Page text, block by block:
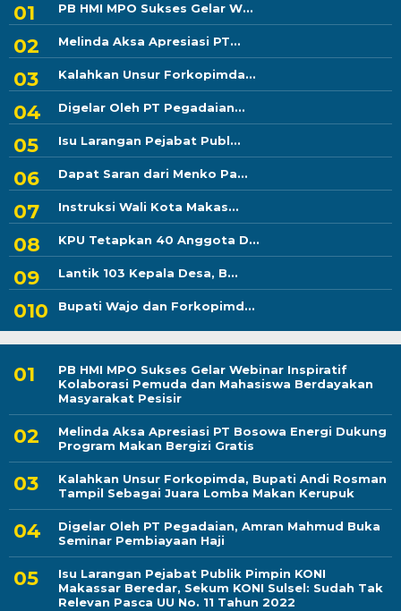
PB HMI MPO Sukses Gelar W...
Melinda Aksa Apresiasi PT...
Kalahkan Unsur Forkopimda...
Digelar Oleh PT Pegadaian...
Isu Larangan Pejabat Publ...
Dapat Saran dari Menko Pa...
Instruksi Wali Kota Makas...
KPU Tetapkan 40 Anggota D...
Lantik 103 Kepala Desa, B...
Bupati Wajo dan Forkopimd...
PB HMI MPO Sukses Gelar Webinar Inspiratif
Kolaborasi Pemuda dan Mahasiswa Berdayakan
Masyarakat Pesisir
Melinda Aksa Apresiasi PT Bosowa Energi Dukung
Program Makan Bergizi Gratis
Kalahkan Unsur Forkopimda, Bupati Andi Rosman
Tampil Sebagai Juara Lomba Makan Kerupuk
Digelar Oleh PT Pegadaian, Amran Mahmud Buka
Seminar Pembiayaan Haji
Isu Larangan Pejabat Publik Pimpin KONI
Makassar Beredar, Sekum KONI Sulsel: Sudah Tak
Relevan Pasca UU No. 11 Tahun 2022